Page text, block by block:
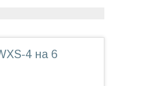
4 на 6